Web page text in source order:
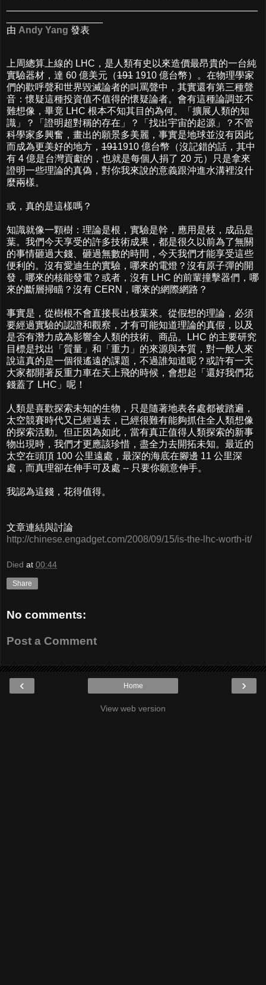
由 Andy Yang 發表
上周總算上線的 LHC，是人類有史以來造價最昂貴的一台純
實驗器材，達 60 億美元（191 1910 億台幣）。在物理學家
們的歡呼聲和世界毀滅論者的叫罵聲中，其實還有第三種聲
音：懷疑這種投資值不值得的懷疑論者。會有這種論調並不
難想像，畢竟 LHC 根本不知其目的為何。「擴展人類的知
識」？「證明超對稱的存在」？「找出宇宙的起源」？不管
科學家多興奮，畫出的願景多美麗，事實是地球並沒有因此
而成為更美好的地方， 1911910 億台幣（沒記錯的話，其中
有 4 億是台灣貢獻的，也就是每個人捐了 20 元）只是拿來
證明一些理論的真偽，對你我來說的意義跟沖進水溝裡沒什
麼兩樣。
或，真的是這樣嗎？
知識就像一顆樹：理論是根，實驗是幹，應用是枝，成品是
葉。我們今天享受的許多技術成果，都是很久以前為了無關
的事情砸過大錢、砸過無數的時間，今天我們才能享受這些
便利的。沒有愛迪生的實驗，哪來的電燈？沒有原子彈的開
發，哪來的核能發電？或者，沒有 LHC 的前輩撞擊器們，哪
來的斷層掃瞄？沒有 CERN，哪來的網際網路？
事實是，從樹根不會直接長出枝葉來。從假想的理論，必須
要經過實驗的認證和觀察，才有可能知道理論的真假，以及
是否有潛力成為影響全人類的技術、商品。LHC 的主要研究
目標是找出「質量」和「重力」的來源與本質，對一般人來
說這真的是一個很遙遠的課題，不過誰知道呢？或許有一天
大家都開著反重力車在天上飛的時候，會想起「還好我們花
錢蓋了 LHC」呢！
人類是喜歡探索未知的生物，只是隨著地表各處都被踏遍，
太空競賽時代又已經過去，已經很難有能夠抓住全人類想像
的探索活動。但正因為如此，當有真正值得人類探索的新事
物出現時，我們才更應該珍惜，盡全力去開拓未知。最近的
太空在頭頂 100 公里遠處，最深的海底在腳邊 11 公里深
處，而真理卻在伸手可及處 -- 只要你願意伸手。
我認為這錢，花得值得。
文章連結與討論
http://chinese.engadget.com/2008/09/15/is-the-lhc-worth-it/
Died at 00:44
Share
No comments:
Post a Comment
‹ ›
Home
View web version